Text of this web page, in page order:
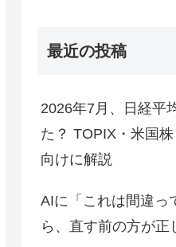
最近の投稿
2026年7月、日経平
た？ TOPIX・米国
向けに解説
AIに「これは間違っ
ら、直す前の方が正